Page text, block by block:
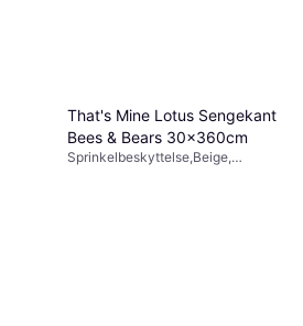
That's Mine Lotus Sengekant
Bees & Bears 30x360cm
Sprinkelbeskyttelse,Beige,